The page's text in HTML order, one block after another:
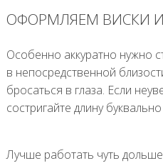
ОФОРМЛЯЕМ ВИСКИ
Особенно аккуратно нужно
в непосредственной
бросаться в глаза. Если
состригайте длину
Лучше работать чуть